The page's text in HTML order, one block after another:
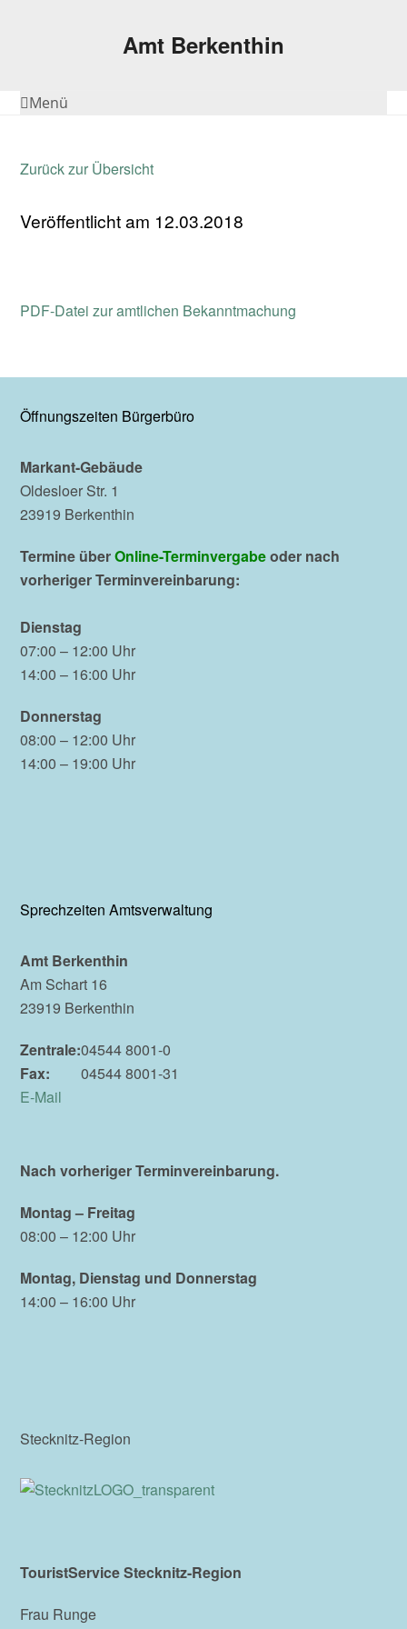
Amt Berkenthin
Menü
Zurück zur Übersicht
Veröffentlicht am 12.03.2018
PDF-Datei zur amtlichen Bekanntmachung
Öffnungszeiten Bürgerbüro
Markant-Gebäude
Oldesloer Str. 1
23919 Berkenthin
Termine überOnline-Terminvergabeoder nach
vorheriger Terminvereinbarung:
Dienstag
07:00 – 12:00 Uhr
14:00 – 16:00 Uhr
Donnerstag
08:00 – 12:00 Uhr
14:00 – 19:00 Uhr
Sprechzeiten Amtsverwaltung
Amt Berkenthin
Am Schart 16
23919 Berkenthin
Zentrale:04544 8001-0
Fax:
04544 8001-31
E-Mail
Nach vorheriger Terminvereinbarung.
Montag – Freitag
08:00 – 12:00 Uhr
Montag, Dienstag und Donnerstag
14:00 – 16:00 Uhr
Stecknitz-Region
TouristService Stecknitz-Region
Frau Runge